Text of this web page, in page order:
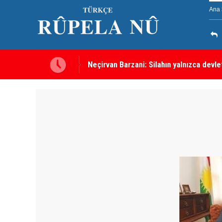
Ana
Kürdistan Hükümeti'nden Kor Mor